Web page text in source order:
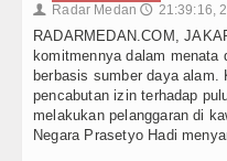
👤 Radar Medan 🕔 21:39:16,
RADARMEDAN.COM,
komitmennya dalam menata
berbasis sumber daya
pencabutan izin terhadap
melakukan pelanggaran di
Negara Prasetyo Hadi